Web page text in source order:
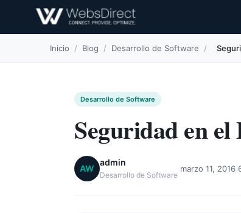
Inicio / Blog / Desarrollo de Software /
Desarrollo de Software
Seguridad en
AW
admin
Desarrollo de Software
marzo 11, 2016